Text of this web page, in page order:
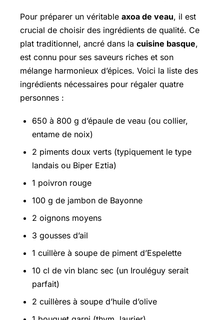
Pour préparer un véritable axoa de veau, il est
crucial de choisir des ingrédients de qualité. Ce
plat traditionnel, ancré dans la cuisine basque,
est connu pour ses saveurs riches et son
mélange harmonieux d’épices. Voici la liste des
ingrédients nécessaires pour régaler quatre
personnes :
650 à 800 g d’épaule de veau (ou collier,
entame de noix)
2 piments doux verts (typiquement le type
landais ou Biper Eztia)
1 poivron rouge
100 g de jambon de Bayonne
2 oignons moyens
3 gousses d’ail
1 cuillère à soupe de piment d’Espelette
10 cl de vin blanc sec (un Irouléguy serait
parfait)
2 cuillères à soupe d’huile d’olive